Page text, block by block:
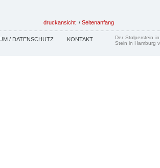
druckansicht / Seitenanfang
/ DATENSCHUTZ KONTAKT
Der Stolperstein
Stein in Hamburg